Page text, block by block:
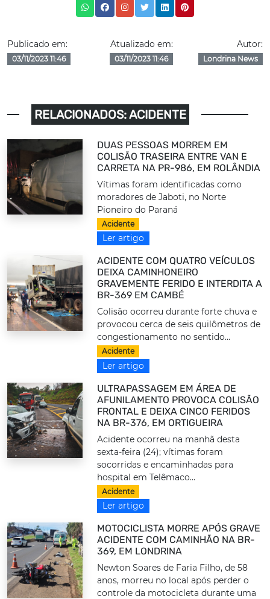
Publicado em:
03/11/2023 11:46
Atualizado em:
03/11/2023 11:46
Autor:
Londrina News
RELACIONADOS: ACIDENTE
DUAS PESSOAS MORREM EM
COLISÃO TRASEIRA ENTRE VAN E
CARRETA NA PR-986, EM ROLÂNDIA
Vítimas foram identificadas como
moradores de Jaboti, no Norte
Pioneiro do Paraná
Acidente
Ler artigo
ACIDENTE COM QUATRO VEÍCULOS
DEIXA CAMINHONEIRO
GRAVEMENTE FERIDO E INTERDITA A
BR-369 EM CAMBÉ
Colisão ocorreu durante forte chuva e
provocou cerca de seis quilômetros de
congestionamento no sentido...
Acidente
Ler artigo
ULTRAPASSAGEM EM ÁREA DE
AFUNILAMENTO PROVOCA COLISÃO
FRONTAL E DEIXA CINCO FERIDOS
NA BR-376, EM ORTIGUEIRA
Acidente ocorreu na manhã desta
sexta-feira (24); vítimas foram
socorridas e encaminhadas para
hospital em Telêmaco...
Acidente
Ler artigo
MOTOCICLISTA MORRE APÓS GRAVE
ACIDENTE COM CAMINHÃO NA BR-
369, EM LONDRINA
Newton Soares de Faria Filho, de 58
anos, morreu no local após perder o
controle da motocicleta durante uma